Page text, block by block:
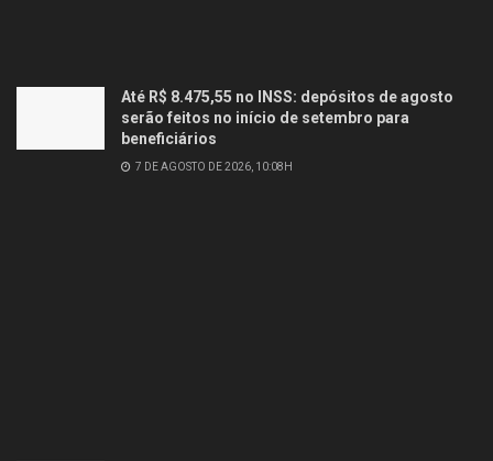
Até R$ 8.475,55 no INSS: depósitos de agosto
serão feitos no início de setembro para
beneficiários
7 DE AGOSTO DE 2026, 10:08H